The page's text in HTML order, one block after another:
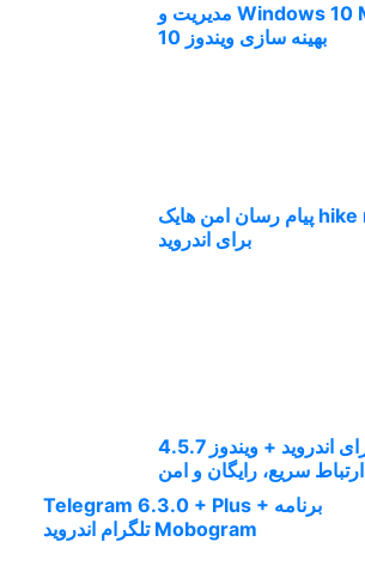
برنامه Windows 10 Manager مدیریت و
بهینه سازی ویندوز 10
برنامه hike messenger پیام‌ رسان‌ امن هایک
برای اندروید
پیام رسان گپ برای اندروید + ویندوز 4.5.7
ارتباط سریع، رایگان و امن
برنامه Telegram 6.3.0 + Plus +
Mobogram تلگرام اندروید